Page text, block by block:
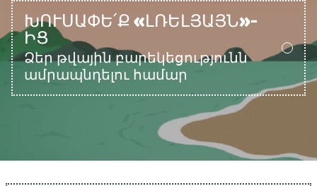
ԽՈՒՍԱՓԵ՛Ք «ԼՌԵԼՅԱՅՆ»-
ԻՑ
Ձեր թվային բարեկեցությունն
ամրապնդելու համար